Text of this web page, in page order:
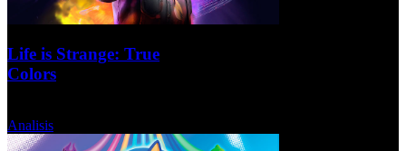
Life is Strange: True
Colors
Analisis